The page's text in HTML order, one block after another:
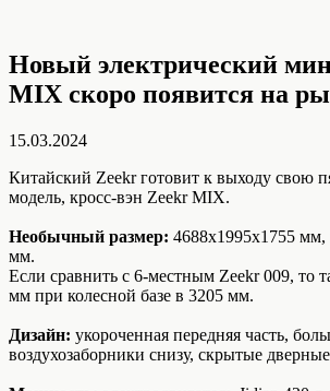
Новый электрический
MIX скоро появится на
15.03.2024
Китайский Zeekr готовит к выходу свою
модель, кросс-вэн Zeekr MIX.
Необычный размер: 4688х1995х1755 мм,
мм.
Если сравнить с 6-местным Zeekr 009, то
мм при колесной базе в 3205 мм.
Дизайн: укороченная передняя часть,
воздухозаборники снизу, скрытые